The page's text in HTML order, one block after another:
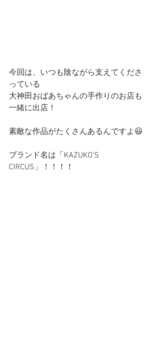
今回は、いつも陰ながら支えてくださ
っている
大神田おばあちゃんの手作りのお店も
一緒に出店！
素敵な作品がたくさんあるんですよ😃
ブランド名は「KAZUKO'S
CIRCUS」！！！！